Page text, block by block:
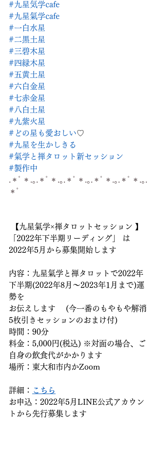
#九星気学cafe
#九星氣学cafe
#一白水星
#二黒土星
#三碧木星
#四緑木星
#五黄土星
#六白金星
#七赤金星
#八白土星
#九紫火星
#どの星も愛おしい♡
#九星を生かしきる
#氣学と禅タロット新セッション
#製作中
.＊ﾟ＊.｡.＊ﾟ＊.｡.＊ﾟ＊.｡.＊ﾟ＊.｡.＊ﾟ＊.｡.
＊ﾟ
【九星氣学×禅タロットセッション 】
「2022年下半期リーディング」 は
2022年5月から募集開始します
内容：九星氣学と禅タロットで2022年
下半期(2022年8月～2023年1月まで)運
勢を
お伝えします 　(今一番のもやもや解消
5枚引きセッションのおまけ付)
時間：90分
料金：5,000円(税込) ※対面の場合、ご
自身の飲食代がかかります
場所：東大和市内かZoom
詳細：
こちら
お申込：2022年5月LINE公式アカウン
トから先行募集します